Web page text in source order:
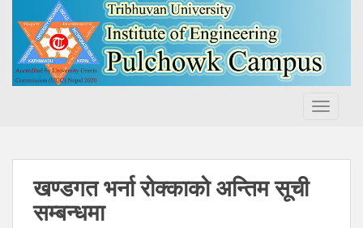
खण्डगत भर्ना रोक्काको अन्तिम सूची
सम्बन्धमा